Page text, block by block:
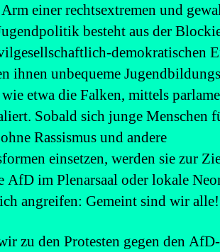
einer rechtsextremen und
besteht aus der
demokratischen
ihnen unbequeme
etwa die Falken, mittels
Sobald sich junge Menschen
Rassismus und andere
einsetzen, werden sie zur
AfD im Plenarsaal oder lokale
angreifen: Gemeint sind wir
zu den Protesten gegen den AfD-